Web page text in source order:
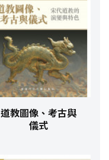
道教圖像、考古與
儀式